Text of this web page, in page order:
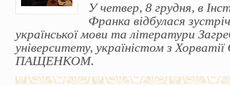
У четвер, 8 грудня, в
Франка відбулася
української мови та літератури
університету, україністом з Хорватії
ПАЩЕНКОМ.